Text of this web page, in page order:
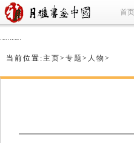
首页
refused
当前位置: 主页> 专题 > 人物 >